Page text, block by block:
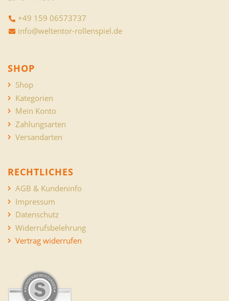
+49 159 06573737
info@weltentor-rollenspiel.de
SHOP
Shop
Kategorien
Mein Konto
Zahlungsarten
Versandarten
RECHTLICHES
AGB & Kundeninfo
Impressum
Datenschutz
Widerrufsbelehrung
Vertrag widerrufen